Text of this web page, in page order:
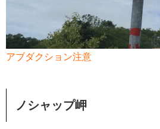
アブダクション注意
ノシャップ岬